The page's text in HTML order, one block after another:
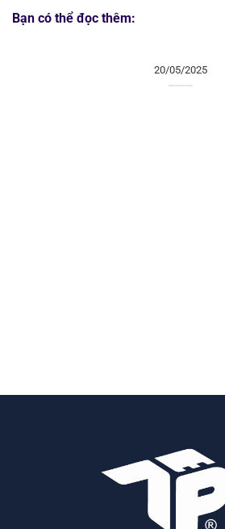
Bạn có thể đọc thêm:
20/05/2025